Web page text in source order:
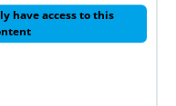
의 마블 인수
have access to this